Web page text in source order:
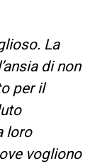
La
di non
per il
loro
vogliono